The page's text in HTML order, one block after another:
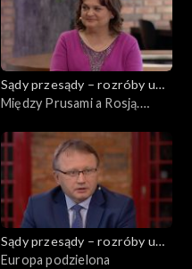
Sądy przesądy – rozróby u
Kuby
Między Prusami a Rosją.
Stanisława Augusta
Sądy przesądy – rozróby u
Kuby
Europa podzielona